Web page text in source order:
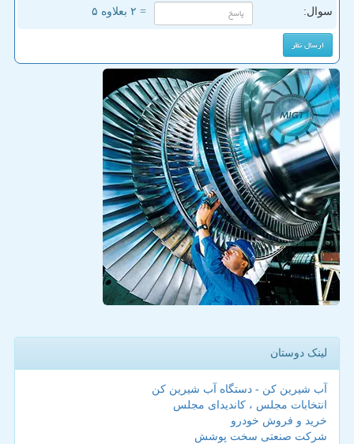
سوال: = ۲ بعلاوه ۵
لینک دوستان
آب شیرین کن - دستگاه آب شیرین کن
انتخابات مجلس ، کاندیدای مجلس
خرید و فروش خودرو
شرکت صنعتی سخت پوشش